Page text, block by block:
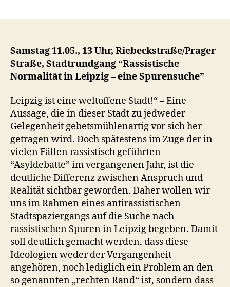
Samstag 11.05., 13 Uhr, Riebeckstraße/Prager
Straße, Stadtrundgang “Rassistische
Normalität in Leipzig – eine Spurensuche”
Leipzig ist eine weltoffene Stadt!“ – Eine
Aussage, die in dieser Stadt zu jedweder
Gelegenheit gebetsmühlenartig vor sich her
getragen wird. Doch spätestens im Zuge der in
vielen Fällen rassistisch geführten
“Asyldebatte” im vergangenen Jahr, ist die
deutliche Differenz zwischen Anspruch und
Realität sichtbar geworden. Daher wollen wir
uns im Rahmen eines antirassistischen
Stadtspaziergangs auf die Suche nach
rassistischen Spuren in Leipzig begeben. Damit
soll deutlich gemacht werden, dass diese
Ideologien weder der Vergangenheit
angehören, noch lediglich ein Problem an den
so genannten „rechten Rand“ ist, sondern dass